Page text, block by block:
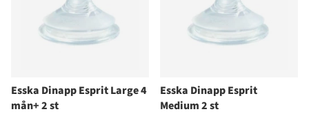
Esska Dinapp Esprit Large 4
mån+ 2 st
Esska Dinapp Esprit
Medium 2 st